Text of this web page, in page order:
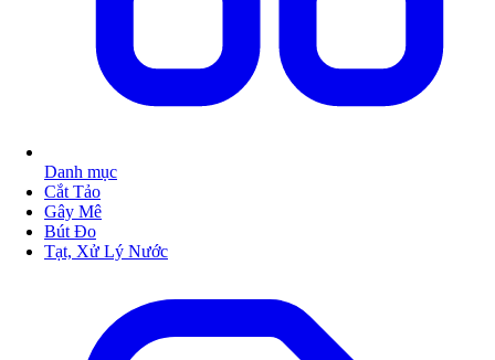
Danh mục
Cắt Tảo
Gây Mê
Bút Đo
Tạt, Xử Lý Nước